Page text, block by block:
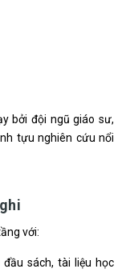
bởi đội ngũ giáo sư,
tựu nghiên cứu nổi
với:
sách, tài liệu học